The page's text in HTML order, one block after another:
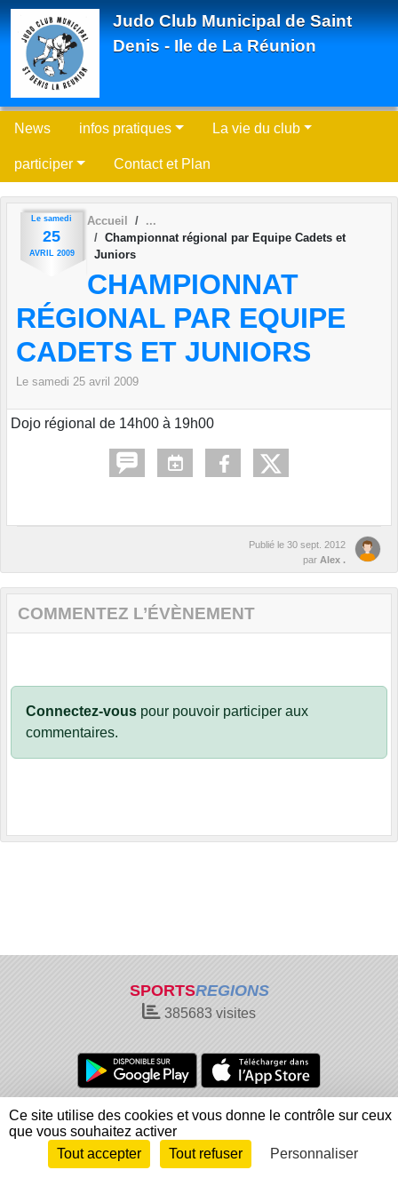
Judo Club Municipal de Saint
Denis - Ile de La Réunion
News infos pratiques La vie du club
participer Contact et Plan
Le samedi
25
AVRIL 2009
Accueil
Championnat régional par Equipe Cadets et
Juniors
CHAMPIONNAT
RÉGIONAL PAR EQUIPE
CADETS ET JUNIORS
Le samedi 25 avril 2009
Dojo régional de 14h00 à 19h00
Publié le 30 sept. 2012
par Alex .
COMMENTEZ L’ÉVÈNEMENT
Connectez-vous pour pouvoir participer aux
commentaires.
SPORTSREGIONS
385683 visites
Charte cookies
Gestion des cookies
Informations légales
Signaler un contenu inapproprié
Envie de participer ?
Connexion
Panneau de gestion des cookies
Ce site utilise des cookies et vous donne le contrôle sur ceux
que vous souhaitez activer
Tout accepter
Tout refuser Personnaliser